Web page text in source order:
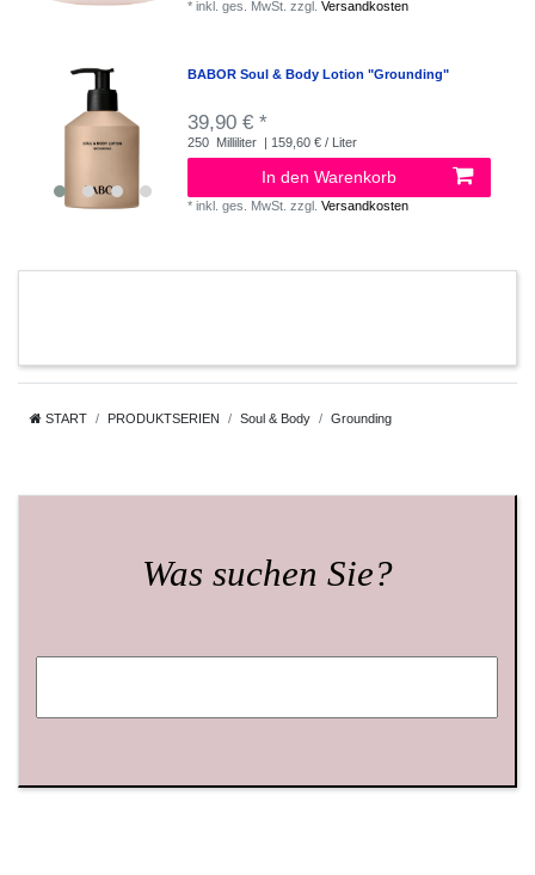
*inkl. ges. MwSt. zzgl.Versandkosten
BABOR Soul & Body Lotion "Grounding"
39,90 € *
250 Milliliter | 159,60 € / Liter
In den Warenkorb
*inkl. ges. MwSt. zzgl.Versandkosten
START PRODUKTSERIEN Soul & Body Grounding
Was suchen Sie?